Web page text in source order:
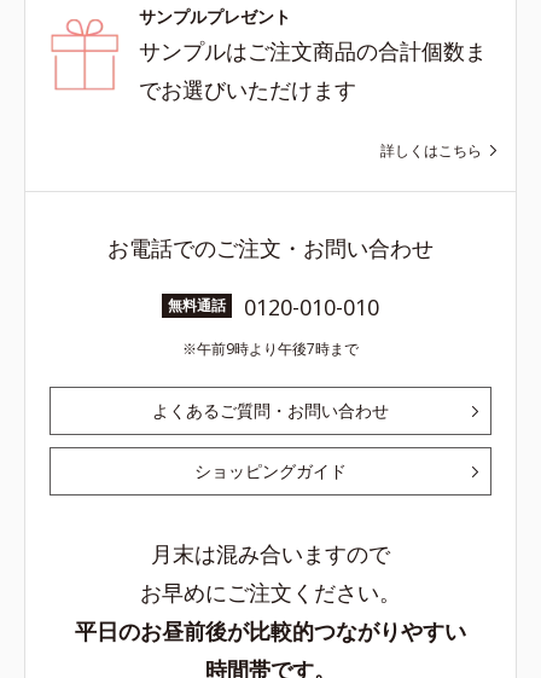
サンプルプレゼント
サンプルはご注文商品の合計個数ま
でお選びいただけます
詳しくはこちら
お電話でのご注文・お問い合わせ
無料通話 0120-010-010
午前9時より午後7時まで
よくあるご質問・お問い合わせ
ショッピングガイド
月末は混み合いますので
お早めにご注文ください。
平日のお昼前後が比較的つながりやすい
時間帯です。